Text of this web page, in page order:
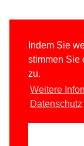
Indem Sie
stimmen Sie
zu.
Weitere
Datenschutz